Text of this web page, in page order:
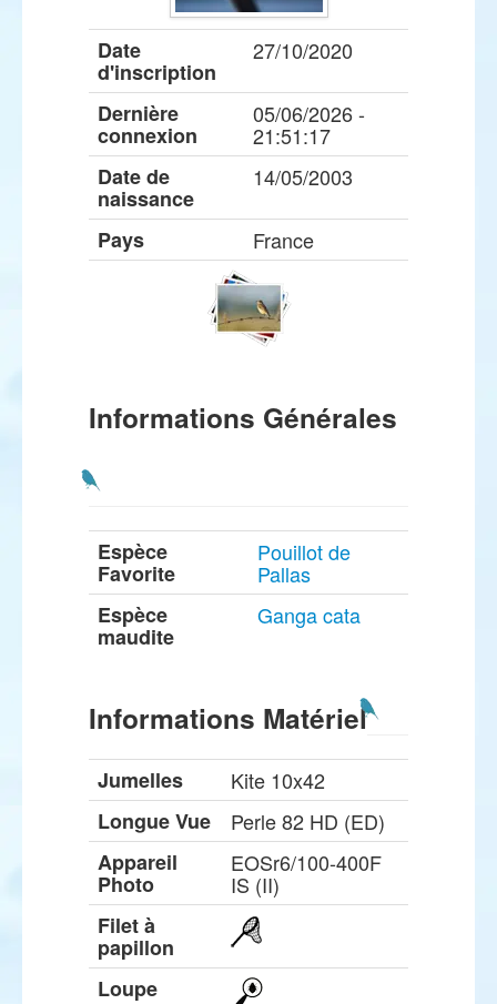
Date
d'inscription
27/10/2020
Dernière
connexion
05/06/2026 -
21:51:17
Date de
naissance
14/05/2003
Pays France
Informations Générales
Espèce
Favorite
Pouillot de
Pallas
Espèce
maudite
Ganga cata
Informations Matériel
Jumelles
Kite 10x42
Longue Vue
Perle 82 HD (ED)
Appareil
Photo
EOSr6/100-400F
IS (II)
Filet à
papillon
Loupe